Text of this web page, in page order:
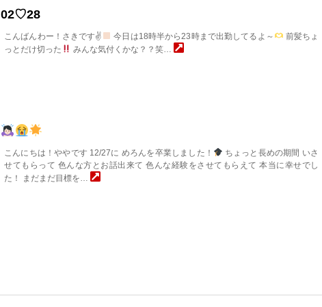
02♡28
こんばんわー！さきです✌ 今日は18時半から23時まで出勤してるよ～
前髪ちょ
っとだけ切った
みんな気付くかな？？笑…
こんにちは！ややです 12/27に めろんを卒業しました！
ちょっと長めの期間 いさ
せてもらって 色んな方とお話出来て 色んな経験をさせてもらえて 本当に幸せでし
た！ まだまだ目標を…